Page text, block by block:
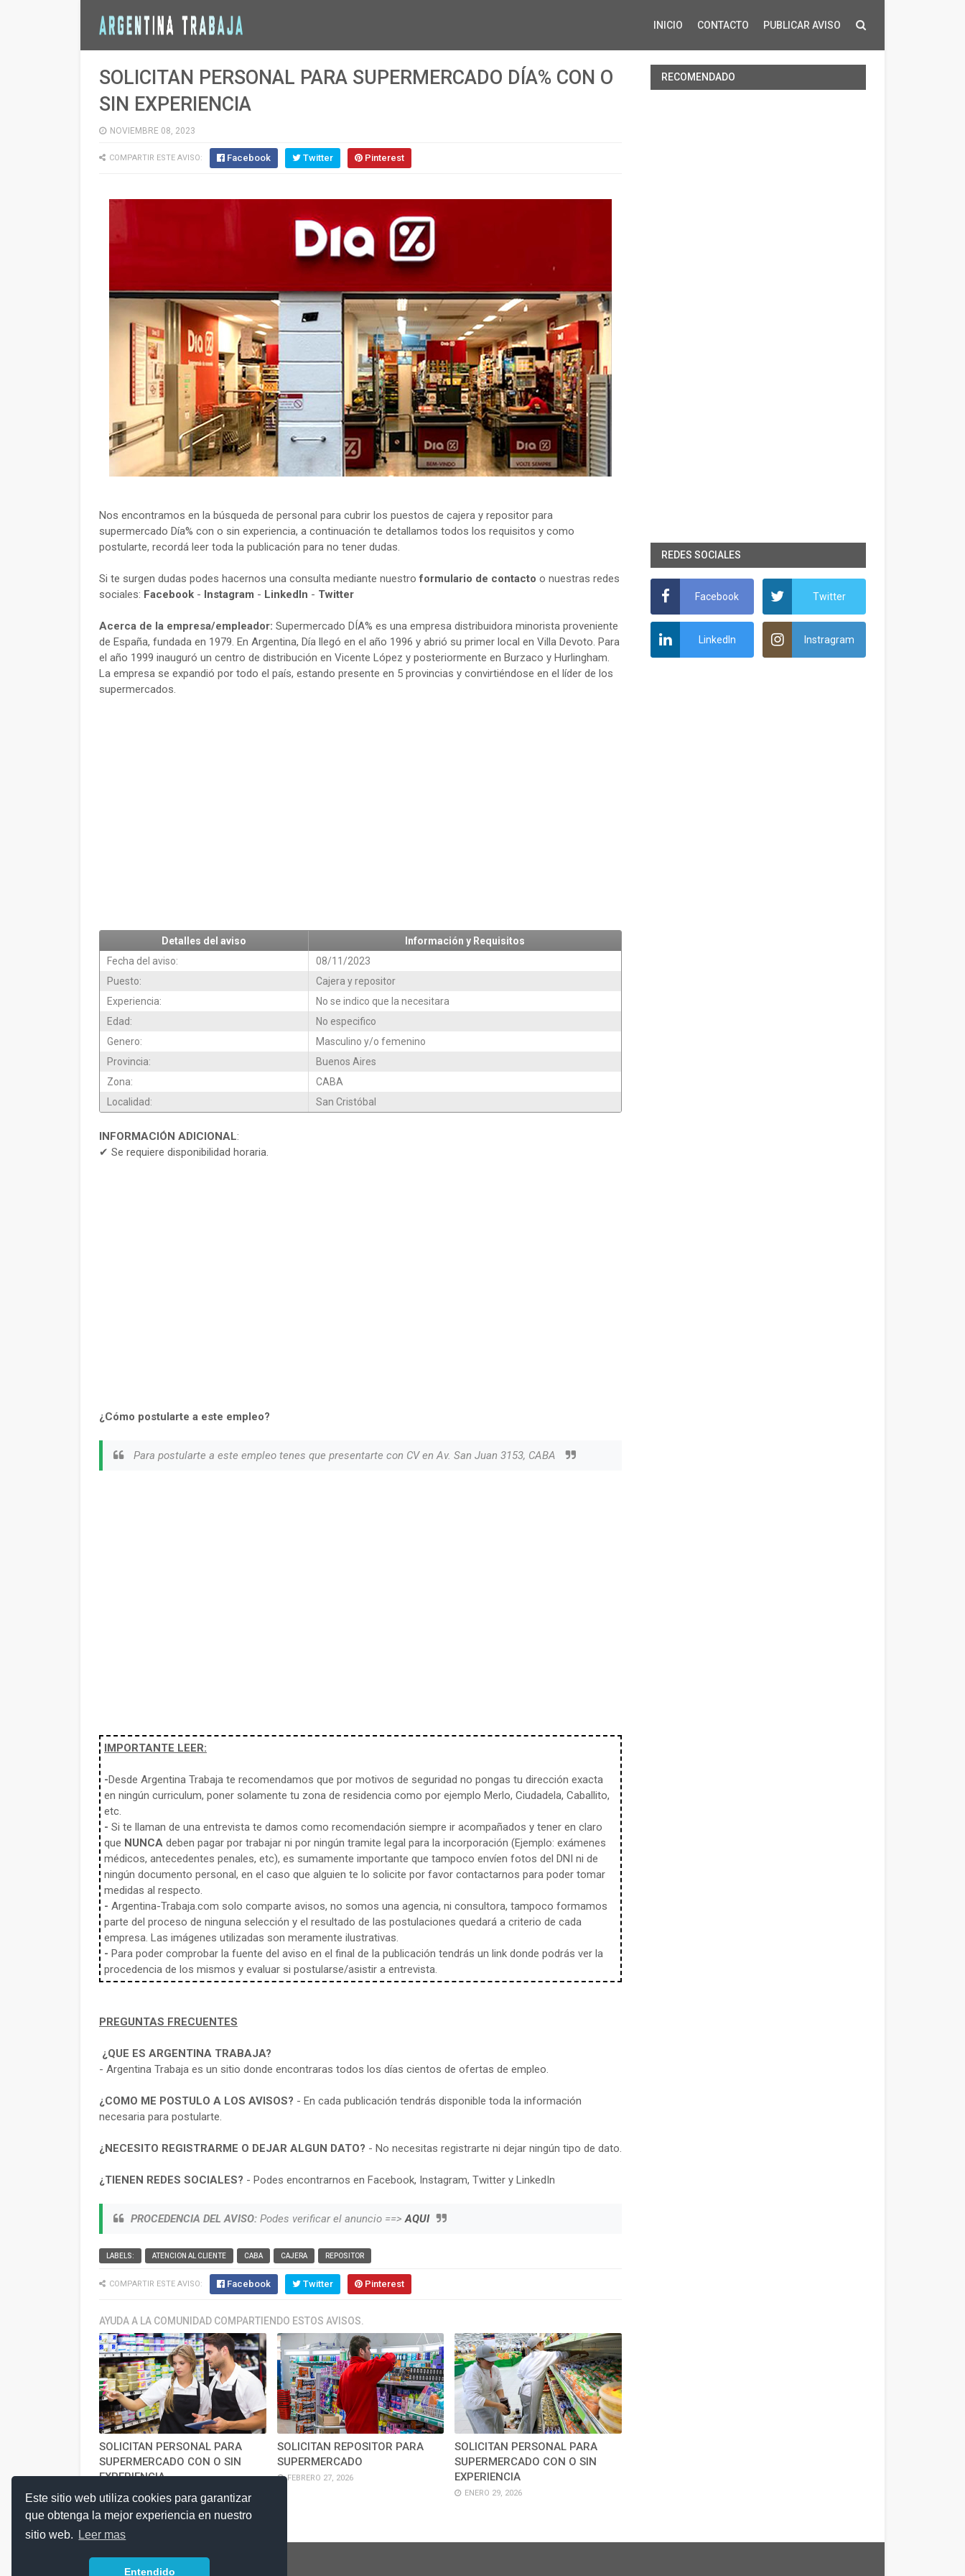
Este sitio web utiliza cookies para garantizar
que obtenga la mejor experiencia en nuestro
sitio web.
Leer mas
Entendido
INICIO CONTACTO PUBLICAR AVISO
SOLICITAN PERSONAL PARA SUPERMERCADO DÍA% CON O
SIN EXPERIENCIA
NOVIEMBRE 08, 2023
COMPARTIR ESTE AVISO: Facebook Twitter Pinterest
Nos encontramos en la búsqueda de personal para cubrir los puestos de cajera y repositor para
supermercado Día% con o sin experiencia, a continuación te detallamos todos los requisitos y como
postularte, recordá leer toda la publicación para no tener dudas.
Si te surgen dudas podes hacernos una consulta mediante nuestroformulario de contacto o nuestras redes
sociales: Facebook - Instagram - LinkedIn - Twitter
Acerca de la empresa/empleador: Supermercado DÍA% es una empresa distribuidora minorista proveniente
de España, fundada en 1979. En Argentina, Día llegó en el año 1996 y abrió su primer local en Villa Devoto. Para
el año 1999 inauguró un centro de distribución en Vicente López y posteriormente en Burzaco y Hurlingham.
La empresa se expandió por todo el país, estando presente en 5 provincias y convirtiéndose en el líder de los
supermercados.
Detalles del aviso
Información y Requisitos
Fecha del aviso:
08/11/2023
Puesto:
Cajera y repositor
Experiencia:
No se indico que la necesitara
Edad:
No especifico
Genero:
Masculino y/o femenino
Provincia:
Buenos Aires
Zona:
CABA
Localidad:
San Cristóbal
INFORMACIÓN ADICIONAL:
✔ Se requiere disponibilidad horaria.
¿Cómo postularte a este empleo?
Para postularte a este empleo tenes que presentarte con CV en Av. San Juan 3153, CABA
IMPORTANTE LEER:
-Desde Argentina Trabaja te recomendamos que por motivos de seguridad no pongas tu dirección exacta
en ningún curriculum, poner solamente tu zona de residencia como por ejemplo Merlo, Ciudadela, Caballito,
etc.
- Si te llaman de una entrevista te damos como recomendación siempre ir acompañados y tener en claro
que NUNCA deben pagar por trabajar ni por ningún tramite legal para la incorporación (Ejemplo: exámenes
médicos, antecedentes penales, etc), es sumamente importante que tampoco envíen fotos del DNI ni de
ningún documento personal, en el caso que alguien te lo solicite por favor contactarnos para poder tomar
medidas al respecto.
- Argentina-Trabaja.com solo comparte avisos, no somos una agencia, ni consultora, tampoco formamos
parte del proceso de ninguna selección y el resultado de las postulaciones quedará a criterio de cada
empresa. Las imágenes utilizadas son meramente ilustrativas.
- Para poder comprobar la fuente del aviso en el final de la publicación tendrás un link donde podrás ver la
procedencia de los mismos y evaluar si postularse/asistir a entrevista.
PREGUNTAS FRECUENTES
¿QUE ES ARGENTINA TRABAJA?
- Argentina Trabaja es un sitio donde encontraras todos los días cientos de ofertas de empleo.
¿COMO ME POSTULO A LOS AVISOS? - En cada publicación tendrás disponible toda la información
necesaria para postularte.
¿NECESITO REGISTRARME O DEJAR ALGUN DATO? - No necesitas registrarte ni dejar ningún tipo de dato.
¿TIENEN REDES SOCIALES? - Podes encontrarnos en Facebook, Instagram, Twitter y LinkedIn
PROCEDENCIA DEL AVISO: Podes verificar el anuncio ==>AQUI
LABELS: ATENCION AL CLIENTE CABA CAJERA REPOSITOR
COMPARTIR ESTE AVISO: Facebook Twitter Pinterest
AYUDA A LA COMUNIDAD COMPARTIENDO ESTOS AVISOS.
SOLICITAN PERSONAL PARA
SUPERMERCADO CON O SIN
EXPERIENCIA
JUNIO 24, 2026
SOLICITAN REPOSITOR PARA
SUPERMERCADO
FEBRERO 27, 2026
SOLICITAN PERSONAL PARA
SUPERMERCADO CON O SIN
EXPERIENCIA
ENERO 29, 2026
RECOMENDADO
REDES SOCIALES
Facebook Twitter
LinkedIn Instragram